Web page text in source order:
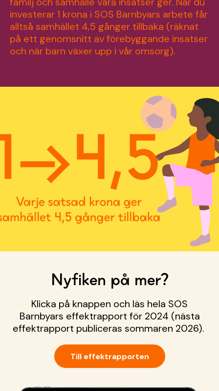
investerar 1 krona i SOS Barnbyars arbete får
alltså samhället 4,5 gånger tillbaka (räknat
på ett genomsnitt av förebyggande insatser
och när barn växer upp i vår omsorg).
Nyfiken på mer?
Klicka på knappen och läs hela SOS
Barnbyars effektrapport för 2024 (nästa
effektrapport publiceras sommaren 2026).
Till effektrapporten